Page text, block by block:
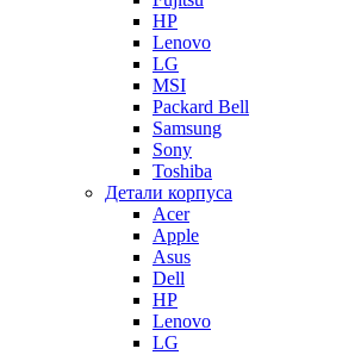
HP
Lenovo
LG
MSI
Packard Bell
Samsung
Sony
Toshiba
Детали корпуса
Acer
Apple
Asus
Dell
HP
Lenovo
LG